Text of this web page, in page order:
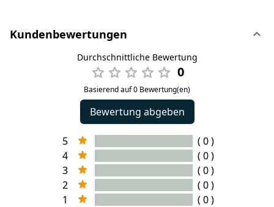
Kundenbewertungen
Durchschnittliche Bewertung
0
Basierend auf 0 Bewertung(en)
Bewertung abgeben
5
( 0 )
4
( 0 )
3
( 0 )
2
( 0 )
1
( 0 )